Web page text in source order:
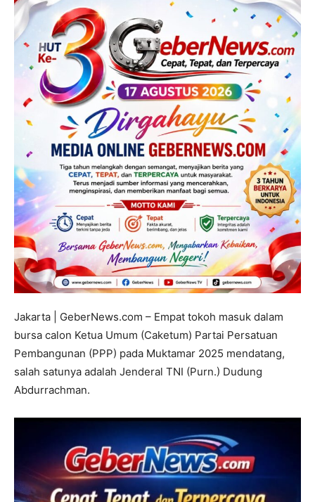
Jakarta | GeberNews.com – Empat tokoh masuk dalam
bursa calon Ketua Umum (Caketum) Partai Persatuan
Pembangunan (PPP) pada Muktamar 2025 mendatang,
salah satunya adalah Jenderal TNI (Purn.) Dudung
Abdurrachman.